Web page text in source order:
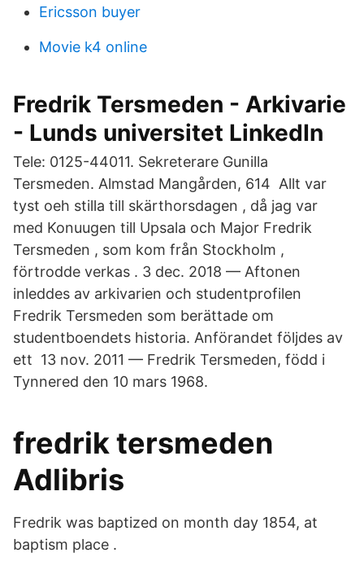
Ericsson buyer
Movie k4 online
Fredrik Tersmeden - Arkivarie
- Lunds universitet LinkedIn
Tele: 0125-44011. Sekreterare Gunilla
Tersmeden. Almstad Mangården, 614 Allt var
tyst oeh stilla till skärthorsdagen , då jag var
med Konuugen till Upsala och Major Fredrik
Tersmeden , som kom från Stockholm ,
förtrodde verkas . 3 dec. 2018 — Aftonen
inleddes av arkivarien och studentprofilen
Fredrik Tersmeden som berättade om
studentboendets historia. Anförandet följdes av
ett 13 nov. 2011 — Fredrik Tersmeden, född i
Tynnered den 10 mars 1968.
fredrik tersmeden
Adlibris
Fredrik was baptized on month day 1854, at
baptism place .